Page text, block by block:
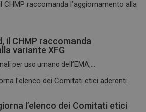
il CHMP raccomanda
variante XFG
per uso umano dell’EMA,...
l’elenco dei Comitati etici